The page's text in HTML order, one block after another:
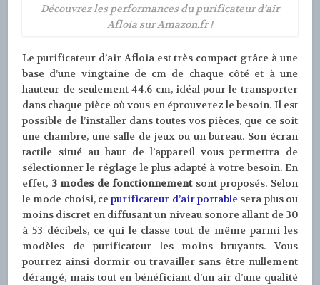
Découvrez les performances du purificateur d’air
Afloia sur Amazon.fr !
Le purificateur d’air Afloia est très compact grâce à une
base d’une vingtaine de cm de chaque côté et à une
hauteur de seulement 44.6 cm, idéal pour le transporter
dans chaque pièce où vous en éprouverez le besoin. Il est
possible de l’installer dans toutes vos pièces, que ce soit
une chambre, une salle de jeux ou un bureau. Son écran
tactile situé au haut de l’appareil vous permettra de
sélectionner le réglage le plus adapté à votre besoin. En
effet, 3 modes de fonctionnementsont proposés. Selon
le mode choisi, cepurificateur d’air portablesera plus ou
moins discret en diffusant un niveau sonore allant de 30
à 53 décibels, ce qui le classe tout de même parmi les
modèles de purificateur les moins bruyants. Vous
pourrez ainsi dormir ou travailler sans être nullement
dérangé, mais tout en bénéficiant d’un air d’une qualité